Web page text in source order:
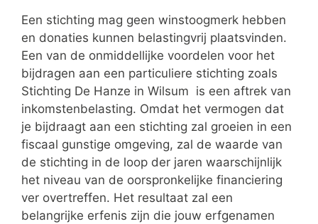
Een stichting mag geen winstoogmerk hebben
en donaties kunnen belastingvrij plaatsvinden.
Een van de onmiddellijke voordelen voor het
bijdragen aan een particuliere stichting zoals
Stichting De Hanze in Wilsum is een aftrek van
inkomstenbelasting. Omdat het vermogen dat
je bijdraagt aan een stichting zal groeien in een
fiscaal gunstige omgeving, zal de waarde van
de stichting in de loop der jaren waarschijnlijk
het niveau van de oorspronkelijke financiering
ver overtreffen. Het resultaat zal een
belangrijke erfenis zijn die jouw erfgenamen